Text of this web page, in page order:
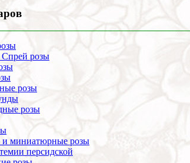
розы
розы
розы
и миниатюрные розы
персидской